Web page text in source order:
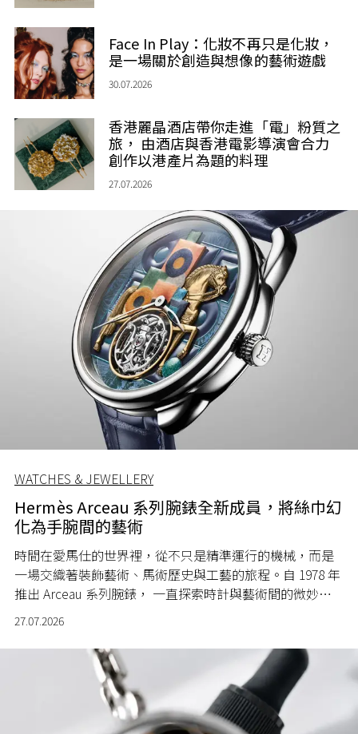
Face In Play：化妝不再只是化妝，
是一場關於創造與想像的藝術遊戲
30.07.2026
香港麗晶酒店帶你走進「電」粉質之
旅， 由酒店與香港電影導演會合力
創作以港產片為題的料理
27.07.2026
WATCHES & JEWELLERY
Hermès Arceau 系列腕錶全新成員，將絲巾幻
化為手腕間的藝術
時間在愛馬仕的世界裡，從不只是精準運行的機械，而是
一場交織著裝飾藝術、馬術歷史與工藝的旅程。自 1978 年
推出 Arceau 系列腕錶， 一直探索時計與藝術間的微妙關
27.07.2026